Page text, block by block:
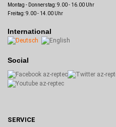
Montag - Donnerstag: 9.00 - 16.00 Uhr
Freitag: 9.00 - 14.00 Uhr
International
Social
SERVICE